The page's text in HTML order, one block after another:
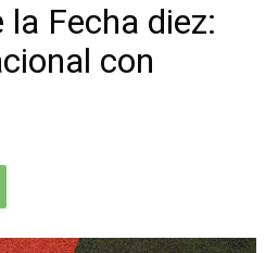
la Fecha diez:
con